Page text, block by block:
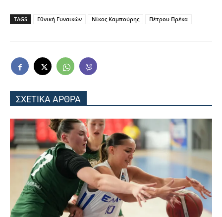
TAGS Εθνική Γυναικών Νίκος Καμπούρης Πέτρου Πρέκα
ΣΧΕΤΙΚΑ ΑΡΘΡΑ